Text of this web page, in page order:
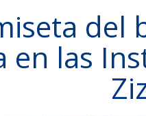
del
en las